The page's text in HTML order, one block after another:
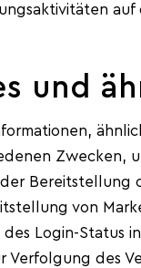
und
Bereitstellung
von
Login-Status
Verfolgung des